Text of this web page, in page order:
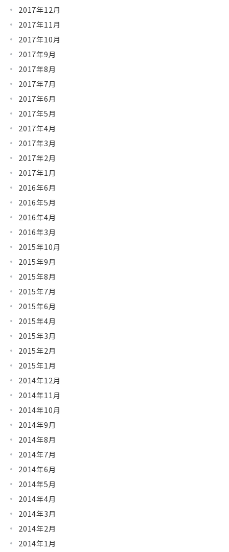
2017年12月
2017年11月
2017年10月
2017年9月
2017年8月
2017年7月
2017年6月
2017年5月
2017年4月
2017年3月
2017年2月
2017年1月
2016年6月
2016年5月
2016年4月
2016年3月
2015年10月
2015年9月
2015年8月
2015年7月
2015年6月
2015年4月
2015年3月
2015年2月
2015年1月
2014年12月
2014年11月
2014年10月
2014年9月
2014年8月
2014年7月
2014年6月
2014年5月
2014年4月
2014年3月
2014年2月
2014年1月